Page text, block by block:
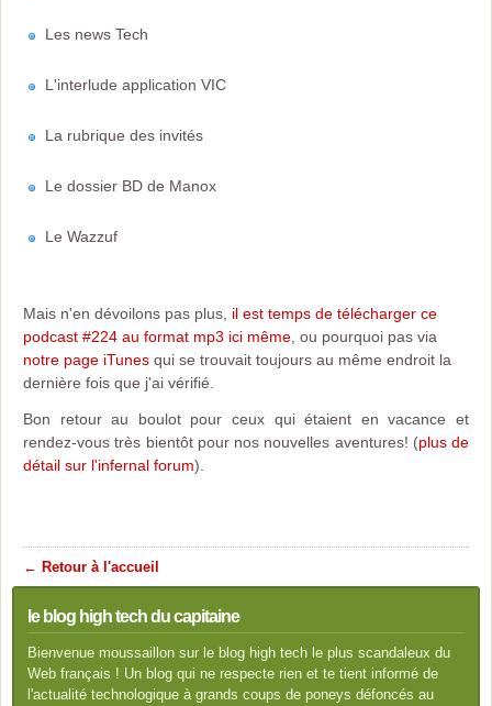
Les news Tech
L'interlude application VIC
La rubrique des invités
Le dossier BD de Manox
Le Wazzuf
Mais n'en dévoilons pas plus, il est temps de télécharger ce
podcast #224 au format mp3 ici même , ou pourquoi pas via
notre page iTunes qui se trouvait toujours au même endroit la
dernière fois que j'ai vérifié.
Bon retour au boulot pour ceux qui étaient en vacance et
rendez-vous très bientôt pour nos nouvelles aventures! (plus de
détail sur l'infernal forum).
← Retour à l'accueil
le blog high tech du capitaine
Bienvenue moussaillon sur le blog high tech le plus scandaleux du
Web français ! Un blog qui ne respecte rien et te tient informé de
l'actualité technologique à grands coups de poneys défoncés au